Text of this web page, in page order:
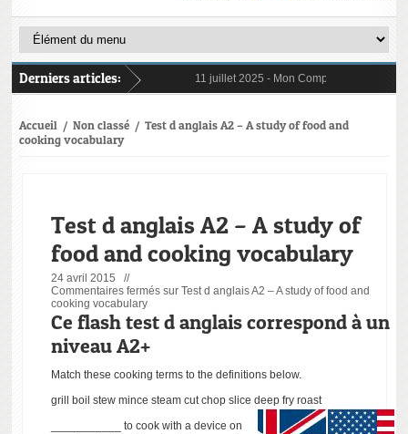
Derniers articles: 11 juillet 2025 - Mon Compte Formation
6 janvier 2025 -Au 1er janvier 2025, le
Accueil /Non classé /Test d anglais A2 – A study of food and
cooking vocabulary
Test d anglais A2 – A study of
food and cooking vocabulary
24 avril 2015 //
Commentaires ferméssur Test d anglais A2 – A study of food and
cooking vocabulary
Ce flash test d anglais correspond à un
niveau A2+
Match these cooking terms to the definitions below.
grill boil stew mince steam cut chop slice deep fry roast
___________ to cook with a device on